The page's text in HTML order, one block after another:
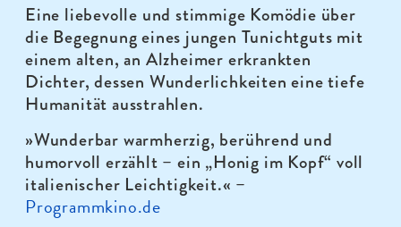
Eine liebevolle und stimmige Komödie über
die Begegnung eines jungen Tunichtguts mit
einem alten, an Alzheimer erkrankten
Dichter, dessen Wunderlichkeiten eine tiefe
Humanität ausstrahlen.
»Wunderbar warmherzig, berührend und
humorvoll erzählt – ein „Honig im Kopf“ voll
italienischer Leichtigkeit.« –
Programmkino.de